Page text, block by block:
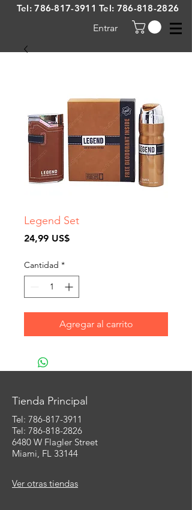
Entrar
Tel:786-817-3911 Tel: 786-818-2826
Legend Set
24,99 US$Precio
Cantidad *
Agregar al carrito
Tienda Principal
Tel: 786-817-3911
Tel: 786-818-2826
6480 W Flagler Street
Miami, FL 33144
Ver otras tiendas